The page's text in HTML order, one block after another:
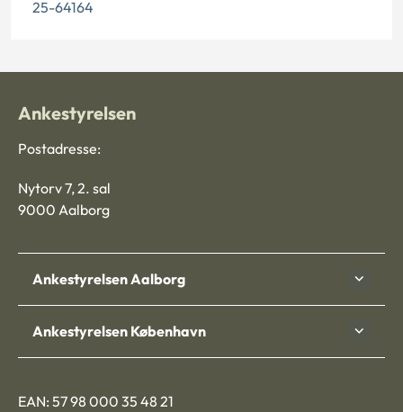
25-64164
Ankestyrelsen
Postadresse:
Nytorv 7, 2. sal
9000 Aalborg
Ankestyrelsen Aalborg
Ankestyrelsen København
EAN: 57 98 000 35 48 21